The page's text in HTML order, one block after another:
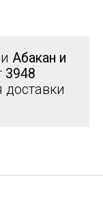
Абакан и
3948